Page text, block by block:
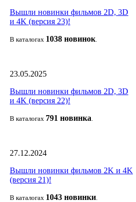
Вышли новинки фильмов 2D, 3D
и 4K (версия 23)!
В каталогах 1038 новинок.
23.05.2025
Вышли новинки фильмов 2D, 3D
и 4K (версия 22)!
В каталогах 791 новинка.
27.12.2024
Вышли новинки фильмов 2K и 4K
(версия 21)!
В каталогах 1043 новинки.